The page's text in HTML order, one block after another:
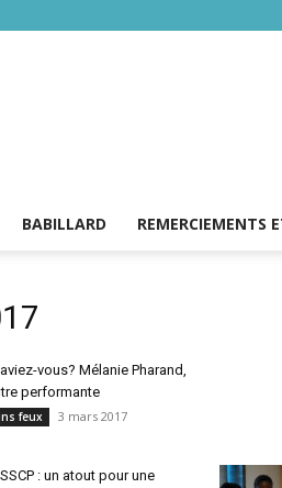
BABILLARD REMERCIEMENTS
vous? Mélanie Pharand,
performante
feux 3 mars 2017
: un atout pour une